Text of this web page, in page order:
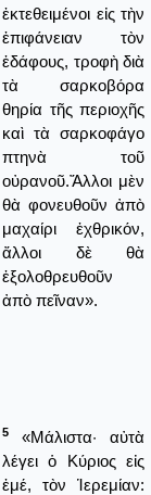
ἐκτεθειμένοι εἰς τὴν
ἐπιφάνειαν τὸν
ἐδάφους, τροφὴ διὰ
τὰ σαρκοβόρα
θηρία τῆς περιοχῆς
καὶ τὰ σαρκοφάγο
πτηνὰ τοῦ
οὐρανοῦ.Ἄλλοι μὲν
θὰ φονευθοῦν ἀπὸ
μαχαίρι ἐχθρικόν,
ἄλλοι δὲ θὰ
ἐξολοθρευθοῦν
ἀπὸ πεῖναν».
5
«Μάλιστα· αὐτὰ
λέγει ὁ Κύριος εἰς
ἐμέ, τὸν Ἱερεμίαν: